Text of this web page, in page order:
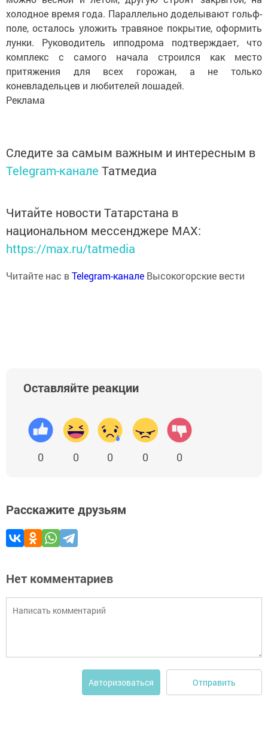
холодное время года. Параллельно доделывают гольф-
поле, осталось уложить травяное покрытие, оформить
лунки. Руководитель ипподрома подтверждает, что
комплекс с самого начала строился как место
притяжения для всех горожан, а не только
коневладельцев и любителей лошадей.
Реклама
Следите за самым важным и интересным в
Telegram-канале Татмедиа
Читайте новости Татарстана в
национальном мессенджере MАХ:
https://max.ru/tatmedia
Читайте нас вTelegram-канале Высокогорские вести
Оставляйте реакции
0 0 0 0 0
Расскажите друзьям
Нет комментариев
Авторизоваться Отправить